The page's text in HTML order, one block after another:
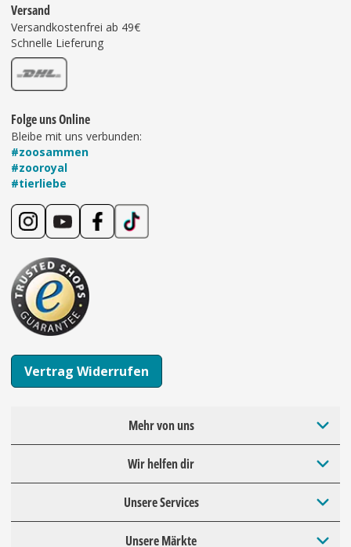
Versand
Versandkostenfrei ab 49€
Schnelle Lieferung
Folge uns Online
Bleibe mit uns verbunden:
#zoosammen
#zooroyal
#tierliebe
Vertrag Widerrufen
Mehr von uns
Wir helfen dir
Unsere Services
Unsere Märkte